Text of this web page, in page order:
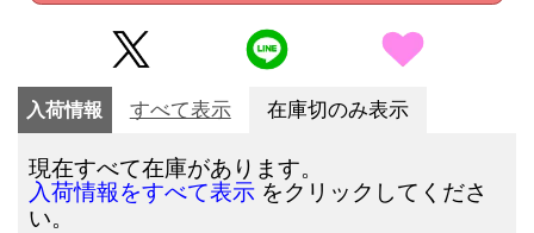
入荷情報 すべて表示 在庫切のみ表示
現在すべて在庫があります。
入荷情報をすべて表示 をクリックしてくださ
い。